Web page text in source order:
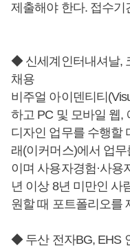
제출해야 한다. 접수기
◆ 신세계인터내셔날,
채용
비주얼 아이덴티티
하고 PC 및 모바일 웹,
디자인 업무를 수행할
래(이커머스)에서 업
이며 사용자경험·사용
년 이상 8년 미만인 사
원할 때 포트폴리오를
◆ 두산 전자BG, EHS